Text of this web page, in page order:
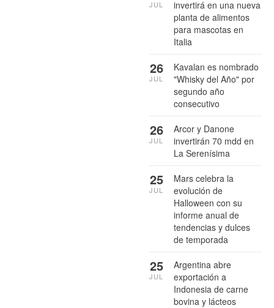
invertirá en una nueva
planta de alimentos
para mascotas en
Italia
JUL
Kavalan es nombrado
"Whisky del Año" por
segundo año
consecutivo
26
JUL
Arcor y Danone
invertirán 70 mdd en
La Serenísima
26
JUL
Mars celebra la
evolución de
Halloween con su
informe anual de
tendencias y dulces
de temporada
25
JUL
Argentina abre
exportación a
Indonesia de carne
bovina y lácteos
25
JUL